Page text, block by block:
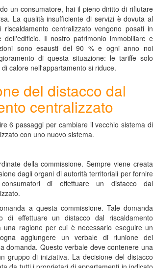
un consumatore, hai il pieno diritto di rifiutare
La qualità insufficiente di servizi è dovuta al
centralizzato vengono posati in
dell'edificio. Il nostro patrimonio immobiliare e
sono esausti del 90 % e ogni anno noi
di questa situazione: le tariffe solo
calore nell'appartamento si riduce.
del distacco dal
centralizzato
6 passaggi per cambiare il vecchio sistema di
con uno nuovo sistema.
della commissione. Sempre viene creata
dagli organi di autorità territoriali per fornire
di effettuare un distacco dal
a questa commissione. Tale domanda
di effettuare un distacco dal riscaldamento
una ragione per cui è necessario eseguire un
aggiungere un verbale di riunione dei
domanda. Questo verbale deve contenere una
gruppo di iniziativa. La decisione del distacco